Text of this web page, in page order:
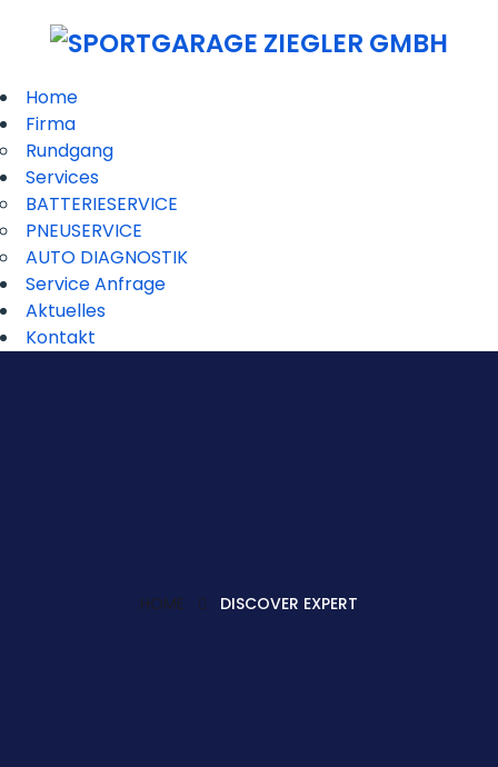
Home
Firma
Rundgang
Services
BATTERIESERVICE
PNEUSERVICE
AUTO DIAGNOSTIK
Service Anfrage
Aktuelles
Kontakt
HOME DISCOVER EXPERT